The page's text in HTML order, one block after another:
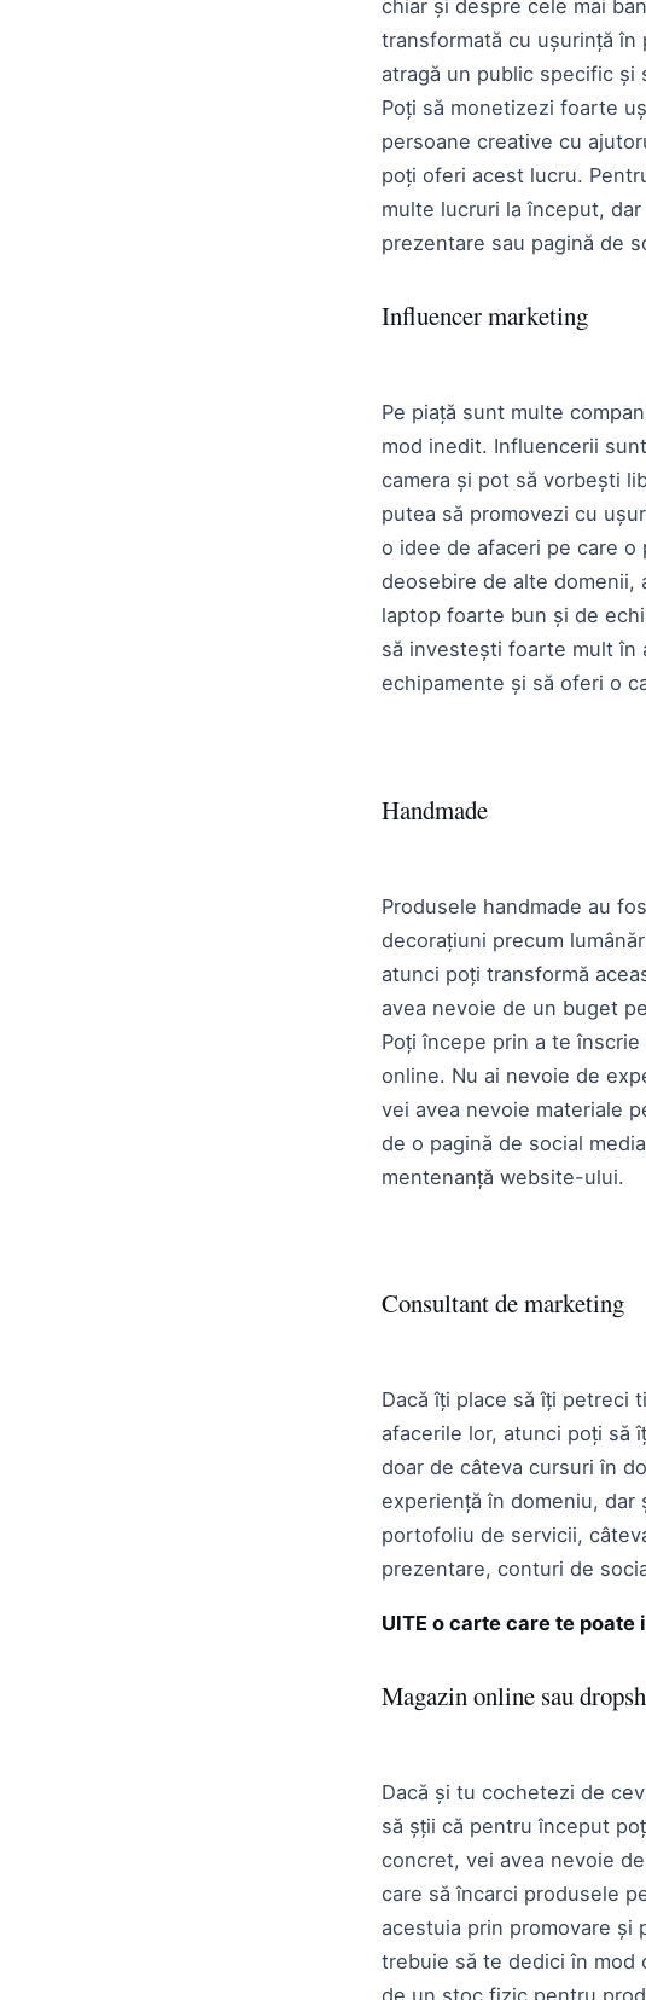
chiar și despre cele mai
transformată cu ușurință
atragă un public specific și
Poți să monetizezi foarte
persoane creative cu
poți oferi acest lucru.
multe lucruri la început,
prezentare sau pagină de
Influencer marketing
Pe piață sunt multe
mod inedit. Influencerii
camera și pot să vorbești
putea să promovezi cu
o idee de afaceri pe care
deosebire de alte domenii,
laptop foarte bun și de
să investești foarte mult în
echipamente și să oferi o
Handmade
Produsele handmade au
decorațiuni precum
atunci poți transformă
avea nevoie de un buget
Poți începe prin a te
online. Nu ai nevoie de
vei avea nevoie materiale
de o pagină de social
mentenanță website-ului.
Consultant de marketing
Dacă îți place să îți petreci
afacerile lor, atunci poți să
doar de câteva cursuri în
experiență în domeniu,
portofoliu de servicii,
prezentare, conturi de
UITE o carte care te poate
Magazin online sau
Dacă și tu cochetezi de
să șții că pentru început
concret, vei avea nevoie
care să încarci produsele
acestuia prin promovare și
trebuie să te dedici în mod
de un stoc fizic pentru